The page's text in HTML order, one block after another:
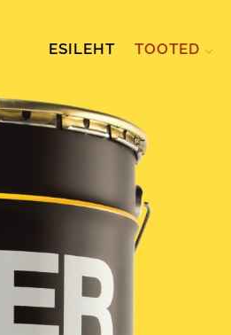
ESILEHT TOOTED